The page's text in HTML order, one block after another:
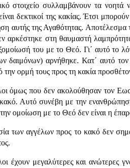
στοιχείο συλλαμβάνουν τα
δεκτικοί της κακίας. Έτσι
αυτής της Αγαθότητας. Αποτέλεσμα
αρκέστηκε στη θαυμαστή
του με το Θεό. Γι΄ αυτό το
δαιμόνων) αρνήθηκε. Κατ΄ αυτό
την ορμή τους προς τη κακία
όμως που δεν ακολούθησαν τον
Αυτό συνέβη με την
ομοίωση με το Θεό δεν είναι η
των αγγέλων προς το κακό δεν
έχουν μεγαλύτερες και ανώτερες